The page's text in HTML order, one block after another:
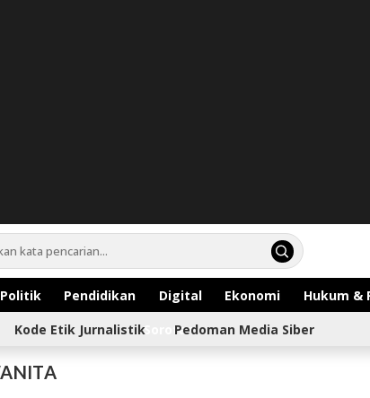
Politik Pendidikan Digital Ekonomi Hukum &
Sorotan
Kode Etik Jurnalistik Pedoman Media Siber